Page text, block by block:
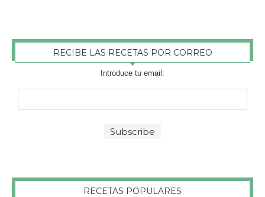
RECIBE LAS RECETAS POR CORREO
Introduce tu email:
RECETAS POPULARES